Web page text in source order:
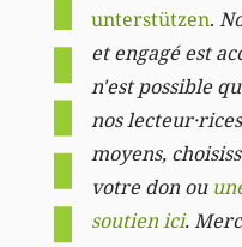
unterstützen.
et engagé est
n'est possible
nos
moyens,
votre don ou
soutien ici.